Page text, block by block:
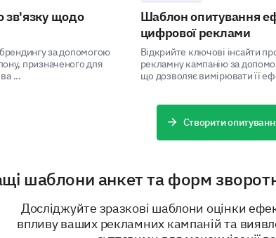
Brand Influence
Finally, let's examine
to our offerings.
...recommend our
зв'язку щодо
за допомогою
призначеного для
...
Шаблон опитування
цифрової реклами
Відкрийте ключові інсайти
рекламну кампанію за
що дозволяє вимірювати її
Створити
шаблони анкет та форм
Досліджуйте зразкові шаблони оцінки
впливу ваших рекламних кампаній та